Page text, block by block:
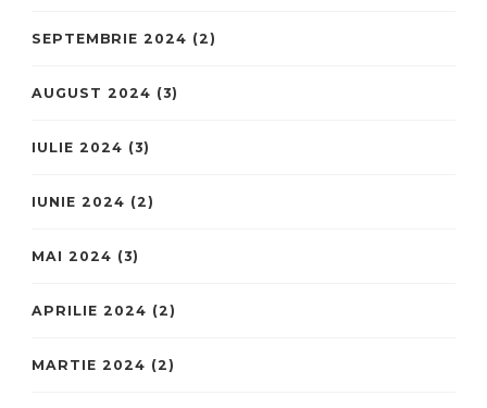
SEPTEMBRIE 2024 (2)
AUGUST 2024 (3)
IULIE 2024 (3)
IUNIE 2024 (2)
MAI 2024 (3)
APRILIE 2024 (2)
MARTIE 2024 (2)